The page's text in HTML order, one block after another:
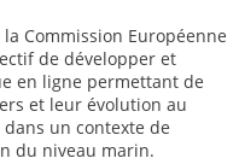
Commission Européenne
de développer et
en ligne permettant de
et leur évolution au
un contexte de
du niveau marin.